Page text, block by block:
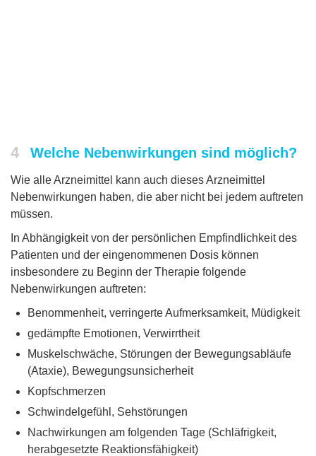
4 Welche Nebenwirkungen sind möglich?
Wie alle Arzneimittel kann auch dieses Arzneimittel
Nebenwirkungen haben, die aber nicht bei jedem auftreten
müssen.
In Abhängigkeit von der persönlichen Empfindlichkeit des
Patienten und der eingenommenen Dosis können
insbesondere zu Beginn der Therapie folgende
Nebenwirkungen auftreten:
Benommenheit, verringerte Aufmerksamkeit, Müdigkeit
gedämpfte Emotionen, Verwirrtheit
Muskelschwäche, Störungen der Bewegungsabläufe
(Ataxie), Bewegungsunsicherheit
Kopfschmerzen
Schwindelgefühl, Sehstörungen
Nachwirkungen am folgenden Tage (Schläfrigkeit,
herabgesetzte Reaktionsfähigkeit)